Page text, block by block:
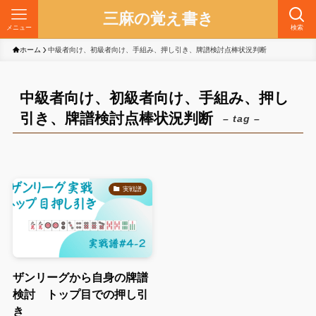
三麻の覚え書き 検索
メニュー
ホーム 中級者向け、初級者向け、手組み、押し引き、牌譜検討点棒状況判断
中級者向け、初級者向け、手組み、押し
引き、牌譜検討点棒状況判断
– tag –
実戦譜
ザンリーグから自身の牌譜
検討 トップ目での押し引
き